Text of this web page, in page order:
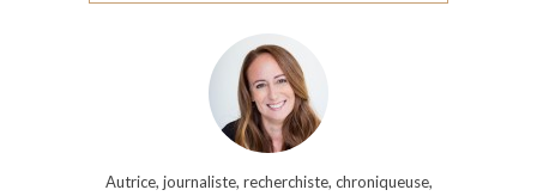
Autrice, journaliste, recherchiste, chroniqueuse,